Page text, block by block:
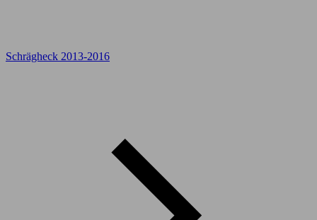
Schrägheck 2013-2016